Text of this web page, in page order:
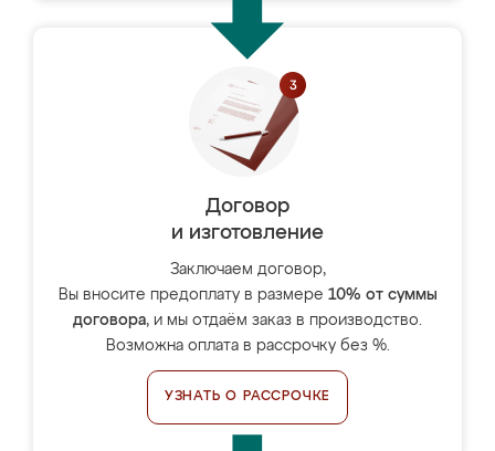
Договор
и изготовление
Заключаем договор,
Вы вносите предоплату в размере 10% от суммы
договора, и мы отдаём заказ в производство.
Возможна оплата в рассрочку без %.
УЗНАТЬ О РАССРОЧКЕ